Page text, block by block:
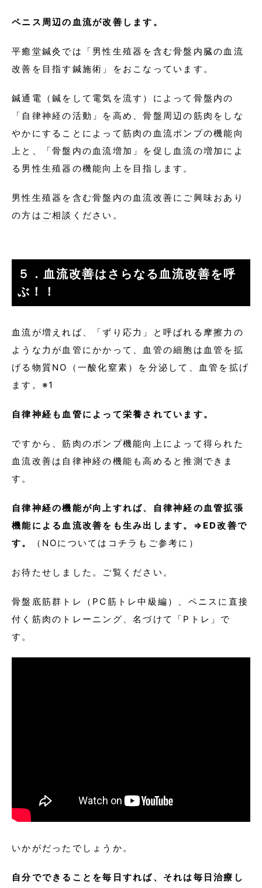
ペニス周辺の血流が改善します。
平癒堂鍼灸では「男性生殖器を含む骨盤内臓の血流
改善を目指す鍼施術」をおこなっています。
鍼通電（鍼をして電気を流す）によって骨盤内の
「自律神経の活動」を高め、骨盤周辺の筋肉をしな
やかにすることによって筋肉の血流ポンプの機能向
上と、「骨盤内の血流増加」を促し血流の増加によ
る男性生殖器の機能向上を目指します。
男性生殖器を含む骨盤内の血流改善にご興味おあり
の方は ご相談 ください。
５．血流改善はさらなる血流改善を呼
ぶ！！
血流が増えれば、「ずり応力」と呼ばれる摩擦力の
ような力が血管にかかって、血管の細胞は血管を拡
げる物質NO（一酸化窒素）を分泌して、血管を拡げ
ます。※1
自律神経も血管によって栄養されています。
ですから、筋肉のポンプ機能向上によって得られた
血流改善は自律神経の機能も高めると推測できま
す。
自律神経の機能が向上すれば、自律神経の血管拡張
機能による血流改善をも生み出します。⇒ED改善で
す。
（NOについては コチラ もご参考に）
お待たせしました。ご覧ください。
骨盤底筋群トレ（PC筋トレ中級編）、ペニスに直接
付く筋肉のトレーニング、名づけて「Pトレ」で
す。
いかがだったでしょうか。
自分でできることを毎日すれば、それは毎日治療し